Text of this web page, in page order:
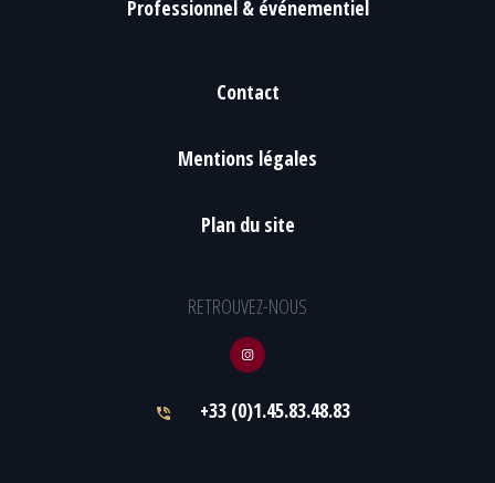
Professionnel & événementiel
Contact
Mentions légales
Plan du site
RETROUVEZ-NOUS
+33 (0)1.45.83.48.83